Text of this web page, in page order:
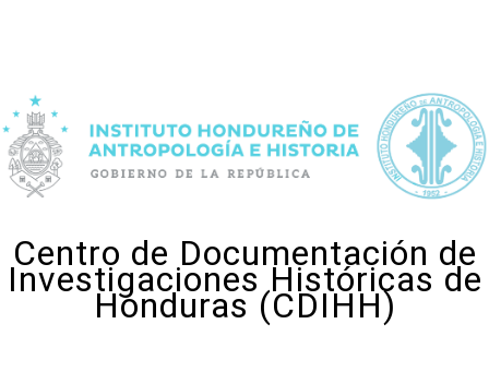
Centro de Documentación de
Investigaciones Históricas de
Honduras (CDIHH)